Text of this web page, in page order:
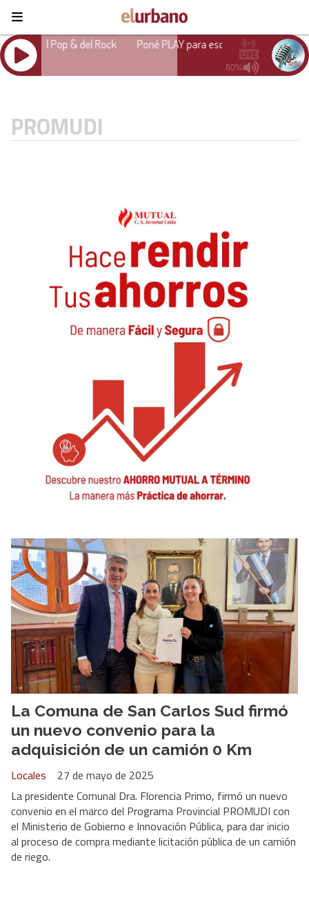
PROMUDI
La Comuna de San Carlos Sud firmó
un nuevo convenio para la
adquisición de un camión 0 Km
Locales
27 de mayo de 2025
La presidente Comunal Dra. Florencia Primo, firmó un nuevo
convenio en el marco del Programa Provincial PROMUDI con
el Ministerio de Gobierno e Innovación Pública, para dar inicio
al proceso de compra mediante licitación pública de un camión
de riego.